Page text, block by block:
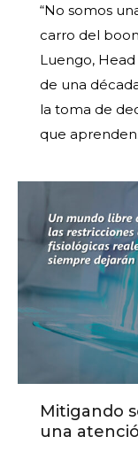
“No somos
carro del
Luengo,
de una
la toma de
que
Mitigando
una